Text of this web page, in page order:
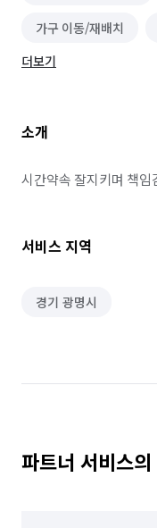
가구 이동/재배치
위탁 돌봄/펫 호텔
더보기
소개
시간약속 잘지키며 책임
서비스 지역
경기 광명시
파트너 서비스